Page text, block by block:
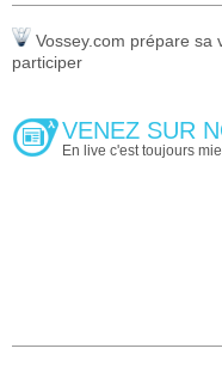
Vossey.com prépare sa
participer
VENEZ SUR
En live c'est toujours